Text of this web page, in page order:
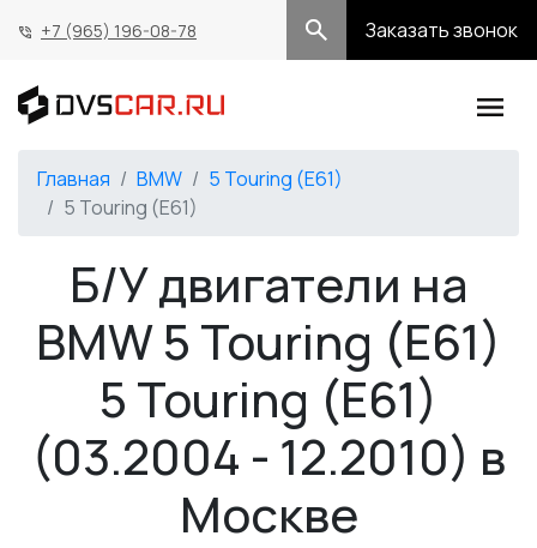
+7 (965) 196-08-78 Заказать звонок
Главная BMW
5 Touring (E61)
5 Touring (E61)
Б/У двигатели на
BMW 5 Touring (E61)
5 Touring (E61)
(03.2004 - 12.2010) в
Москве